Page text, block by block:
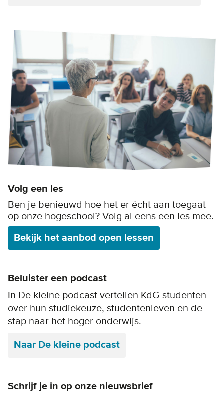
Volg een les
Ben je benieuwd hoe het er écht aan toegaat
op onze hogeschool? Volg al eens een les mee.
Bekijk het aanbod open lessen
Beluister een podcast
In De kleine podcast vertellen KdG-studenten
over hun studiekeuze, studentenleven en de
stap naar het hoger onderwijs.
Naar De kleine podcast
Schrijf je in op onze nieuwsbrief